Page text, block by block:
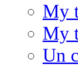
My
My
Un